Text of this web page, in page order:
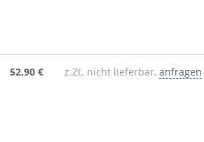
52,90 € z.Zt. nicht lieferbar, anfragen